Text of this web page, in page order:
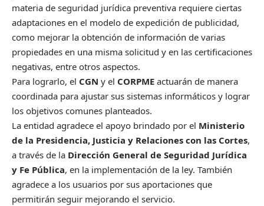
materia de seguridad jurídica preventiva requiere ciertas
adaptaciones en el modelo de expedición de publicidad,
como mejorar la obtención de información de varias
propiedades en una misma solicitud y en las certificaciones
negativas, entre otros aspectos.
Para lograrlo, el CGN y el CORPME actuarán de manera
coordinada para ajustar sus sistemas informáticos y lograr
los objetivos comunes planteados.
La entidad agradece el apoyo brindado por el Ministerio
de la Presidencia, Justicia y Relaciones con las Cortes,
a través de la Dirección General de Seguridad Jurídica
y Fe Pública, en la implementación de la ley. También
agradece a los usuarios por sus aportaciones que
permitirán seguir mejorando el servicio.